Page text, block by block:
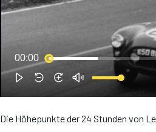
00:00
Die Höhepunkte der 24 Stunden von